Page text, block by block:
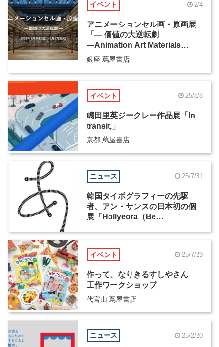
イベント 2/4
アニメーションセル画・原画展
「― 価値の大逆転劇
―Animation Art Materials
Exhibition」
銀座 蔦屋書店
イベント 25/8/8
嶋田里英ジークレー作品展「In
transit,」
京都 蔦屋書店
ニュース 25/7/31
韓国タイポグラフィーの先駆
者、アン・サンスの日本初の個
展「Hollyeora（Be
イベント 25/7/29
作って、なりきるすしやさん
工作ワークショップ
代官山 蔦屋書店
ニュース 25/2/20